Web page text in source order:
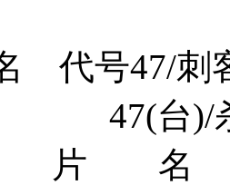
号47/刺客
47(台)/
片 名